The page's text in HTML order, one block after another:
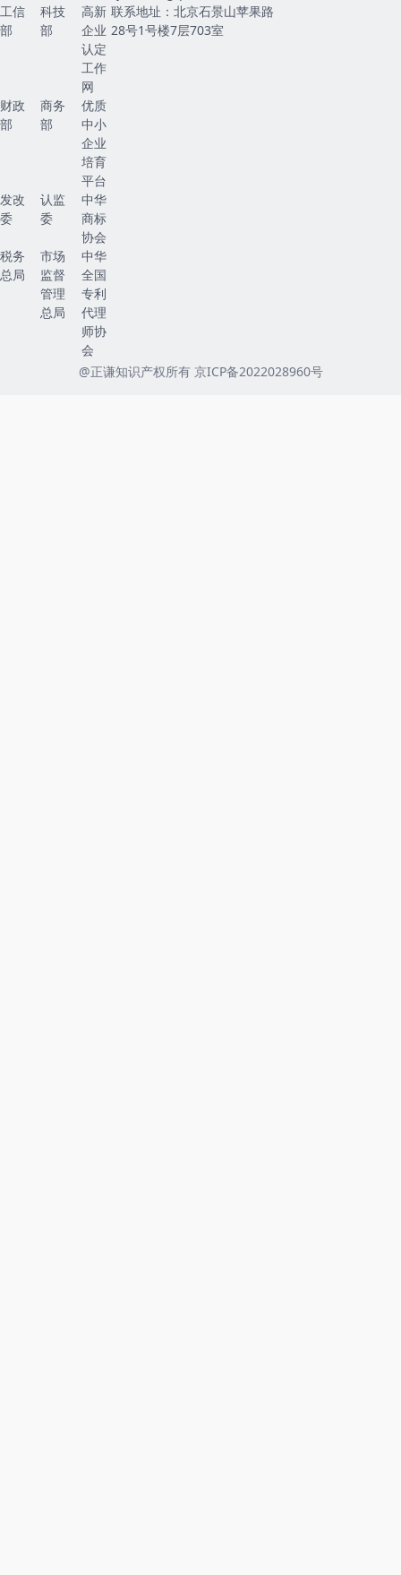
工信
部
科技
部
高新
企业
认定
工作
网
财政
部
商务
部
优质
中小
企业
培育
平台
发改
委
认监
委
中华
商标
协会
税务
总局
市场
监督
管理
总局
中华
全国
专利
代理
师协
会
联系地址：北京石景山苹果路
28号1号楼7层703室
@正谦知识产权所有 京ICP备2022028960号